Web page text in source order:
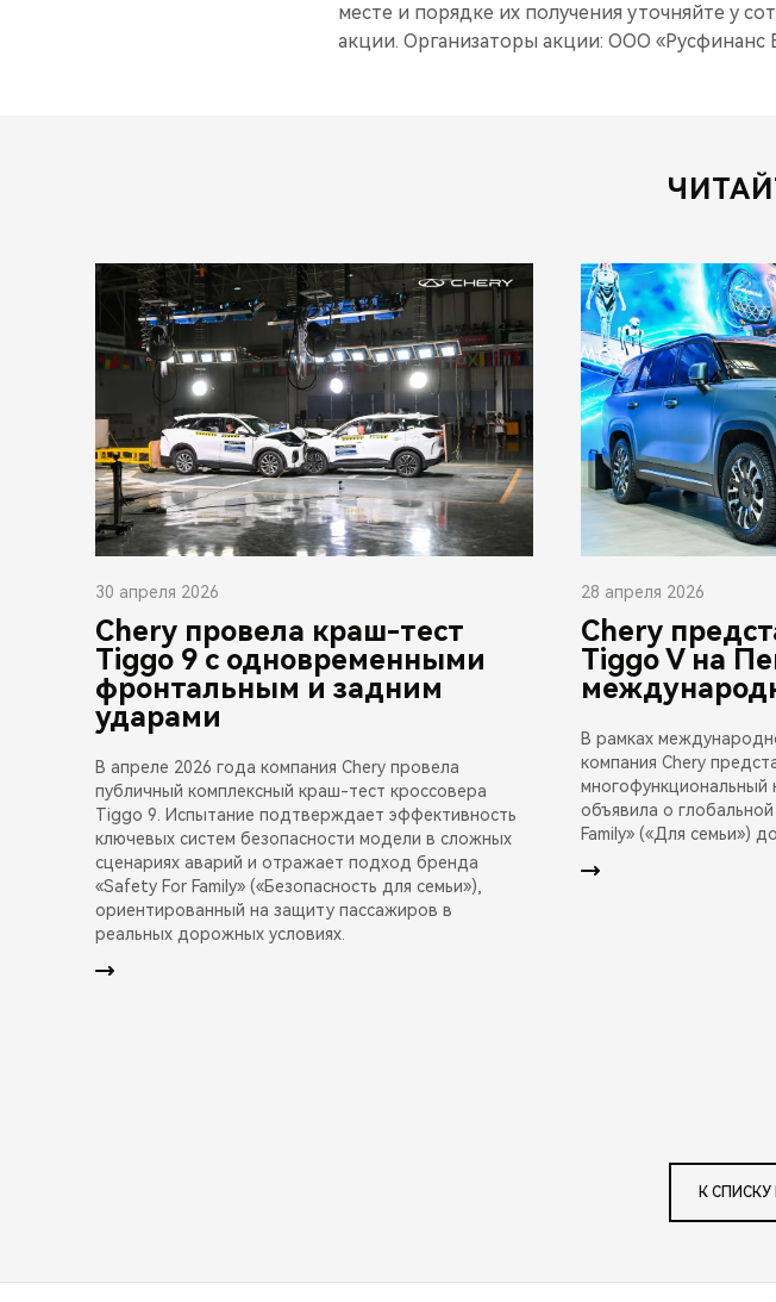
месте и порядке их получения уточняйте у
акции. Организаторы акции: ООО «Русфинанс
30 апреля 2026
Chery провела краш-тест
Tiggo 9 с одновременными
фронтальным и задним
ударами
В апреле 2026 года компания Chery провела
публичный комплексный краш-тест кроссовера
Tiggo 9. Испытание подтверждает эффективность
ключевых систем безопасности модели в сложных
сценариях аварий и отражает подход бренда
«Safety For Family» («Безопасность для семьи»),
ориентированный на защиту пассажиров в
реальных дорожных условиях.
28 апреля 2026
Chery
Tiggo V на
В рамках
компания Chery
многофункциональный
объявила о
Family» («Для семьи»)
К